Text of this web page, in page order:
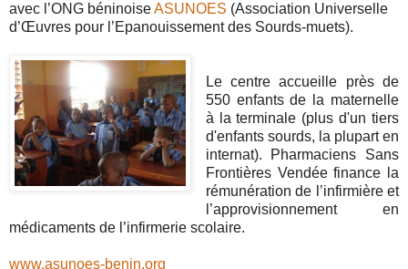
avec l’ONG béninoiseASUNOES (Association Universelle
d’Œuvres pour l’Epanouissement des Sourds-muets).
Le centre accueille près de
550 enfants de la maternelle
à la terminale (plus d'un tiers
d'enfants sourds, la plupart en
internat). Pharmaciens Sans
Frontières Vendée finance la
rémunération de l’infirmière et
l’approvisionnement en
médicaments de l’infirmerie scolaire.
www.asunoes-benin.org